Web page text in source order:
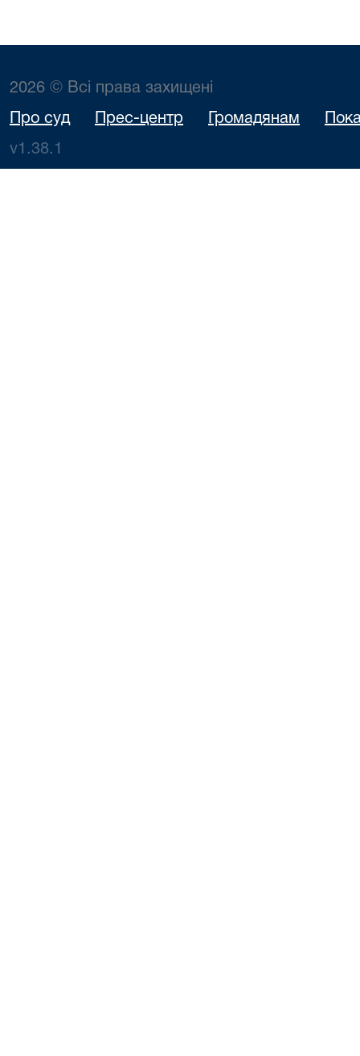
2026 © Всі права захищені
Про суд Прес-центр Громадянам
v1.38.1